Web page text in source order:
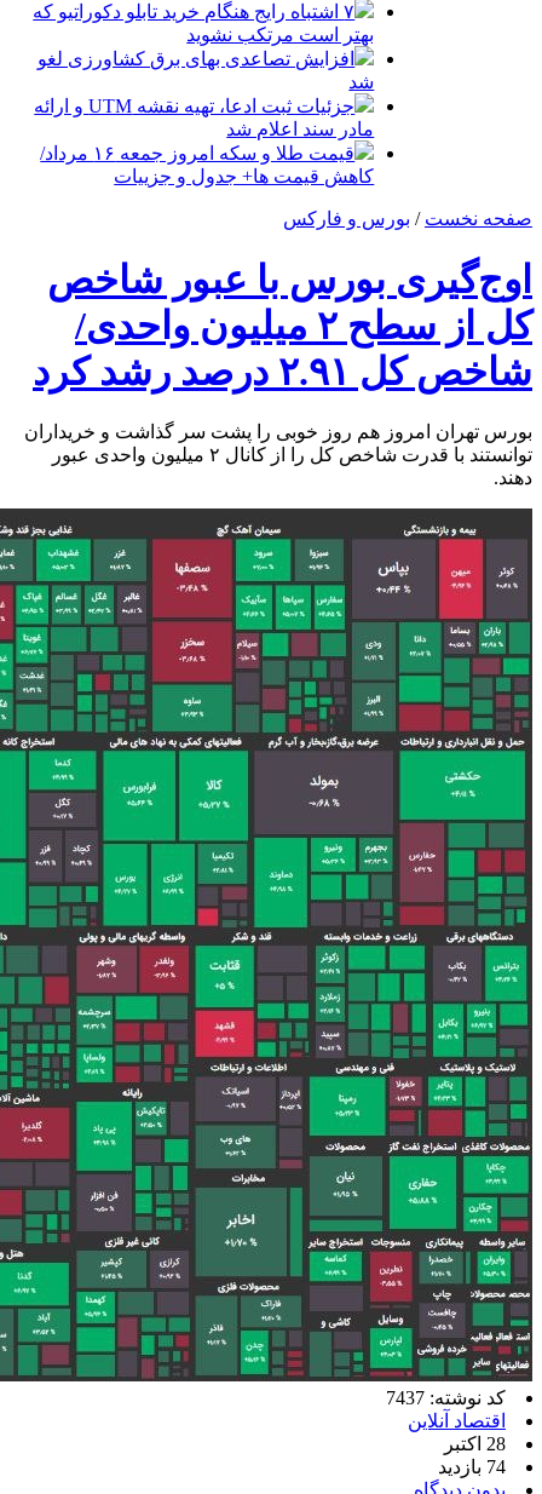
۷ اشتباه رایج هنگام خرید تابلو دکوراتیو که
بهتر است مرتکب نشوید
افزایش تصاعدی بهای برق کشاورزی لغو
شد
جزئیات ثبت ادعا، تهیه نقشه UTM و ارائه
مادر سند اعلام شد
قیمت طلا و سکه امروز جمعه ۱۶ مرداد/
کاهش قیمت ها+ جدول و جزییات
صفحه نخست / بورس و فارکس
اوج‌گیری بورس با عبور شاخص
کل از سطح ۲ میلیون واحدی/
شاخص کل ۲.۹۱ درصد رشد کرد
بورس تهران امروز هم روز خوبی را پشت سر گذاشت و خریداران
توانستند با قدرت شاخص کل را از کانال ۲ میلیون واحدی عبور
دهند.
کد نوشته: 7437
اقتصاد آنلاین
28 اکتبر
74 بازدید